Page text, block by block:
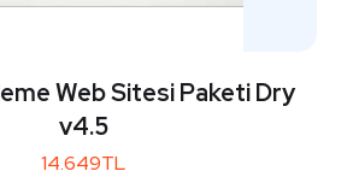
Web Sitesi Paketi Dry
v4.5
14.649TL